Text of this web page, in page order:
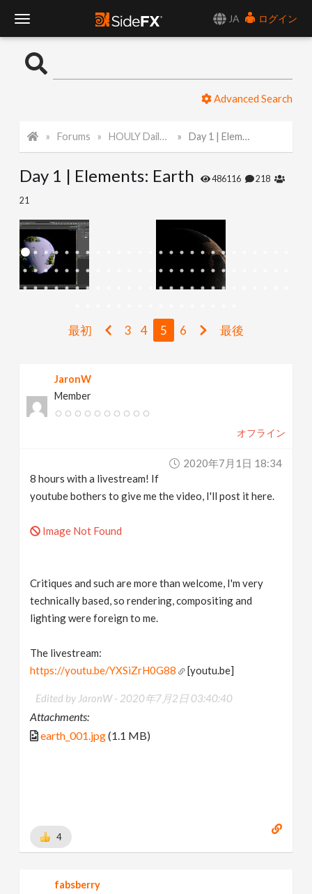
JA
ログイン
o
l
N
a
Advanced Search
Forums HOULY Daily Challenge Day 1 | Elements: Earth
Day 1 | Elements: Earth 486116 218
21
最初 3 4 5 6 最後
JaronW
Member
オフライン
2020年7月1日 18:34
8 hours with a livestream! If
youtube bothers to give me the video, I'll post it here.
Image Not Found
Critiques and such are more than welcome, I'm very
technically based, so rendering, compositing and
lighting were foreign to me.
The livestream:
https://youtu.be/YXSiZrH0G88
[youtu.be]
Edited by JaronW - 2020年7月2日 03:40:40
Attachments:
earth_001.jpg(1.1 MB)
4
fabsberry